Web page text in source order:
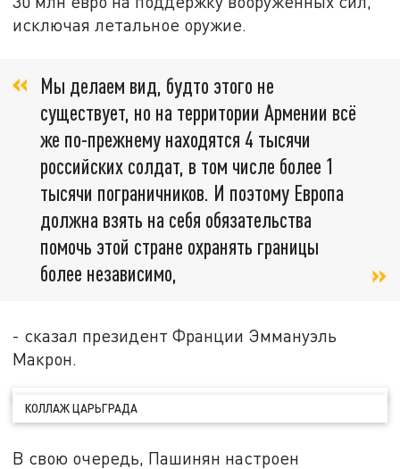
исключая летальное оружие.
Мы делаем вид, будто этого не
существует, но на территории Армении всё
же по-прежнему находятся 4 тысячи
российских солдат, в том числе более 1
тысячи пограничников. И поэтому Европа
должна взять на себя обязательства
помочь этой стране охранять границы
более независимо,
- сказал президент Франции Эммануэль
Макрон.
КОЛЛАЖ ЦАРЬГРАДА
В свою очередь, Пашинян настроен